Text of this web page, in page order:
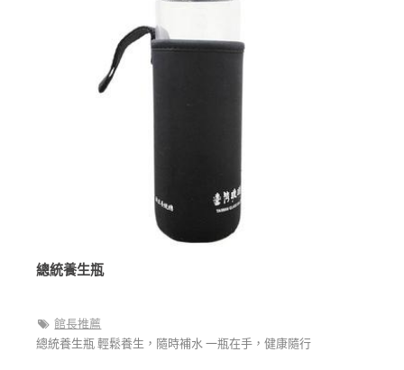
總統養生瓶
館長推薦
總統養生瓶 輕鬆養生，隨時補水 一瓶在手，健康隨行